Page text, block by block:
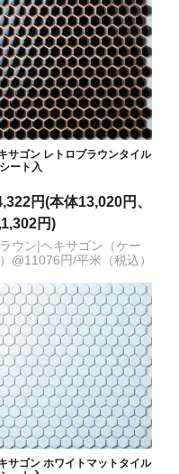
サゴン レトロブラウンタイル
ート入
円(本体13,020円、
円)
ウン|ヘキサゴン（ケー
@11076円/平米（税込）
サゴン ホワイトマットタイル